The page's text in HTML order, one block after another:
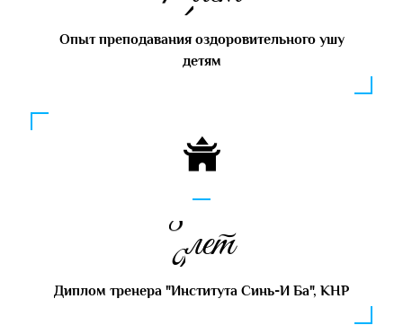
Опыт преподавания оздоровительного ушу
детям
9лет
Диплом тренера "Института Синь-И Ба", КНР